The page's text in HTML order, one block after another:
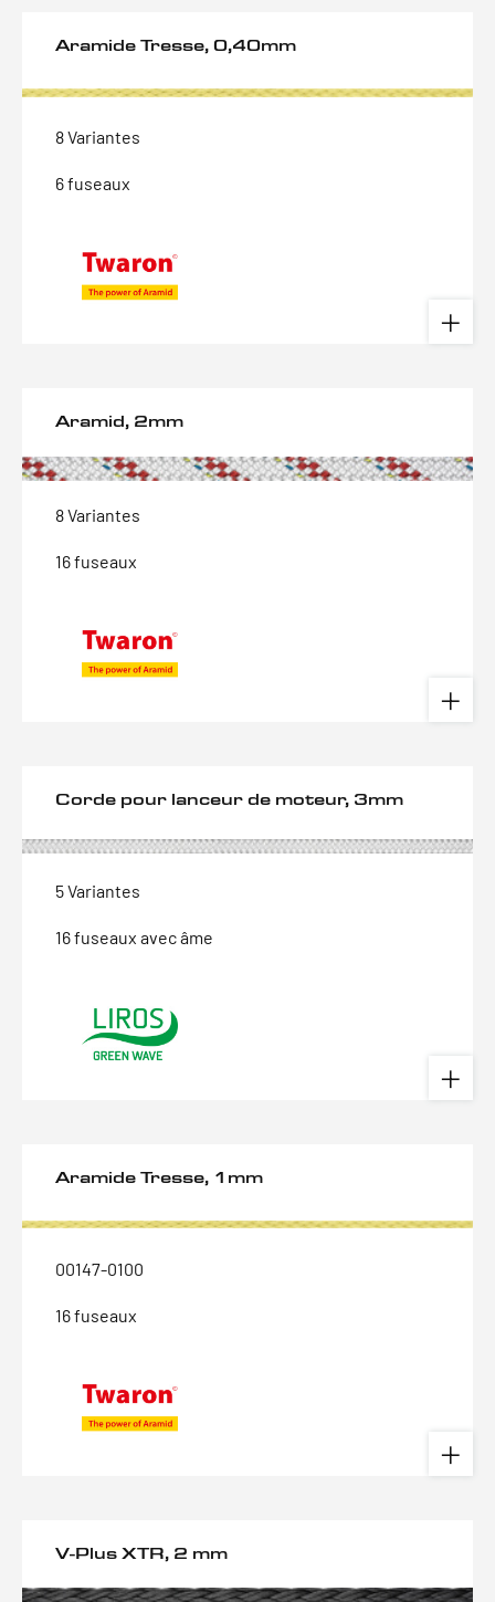
Aramide Tresse, 0,40mm
8 Variantes
6 fuseaux
Aramid, 2mm
8 Variantes
16 fuseaux
Corde pour lanceur de moteur, 3mm
5 Variantes
16 fuseaux avec âme
Aramide Tresse, 1mm
00147-0100
16 fuseaux
V-Plus XTR, 2 mm